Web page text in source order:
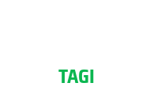
TAGI